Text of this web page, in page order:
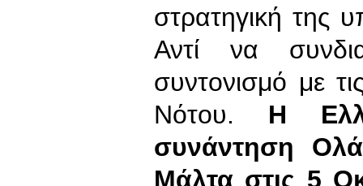
στρατηγική της
Αντί να
συντονισμό με
Νότου. Η
συνάντηση
Μάλτα στις 5